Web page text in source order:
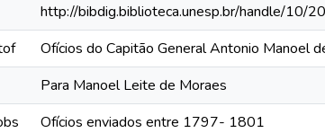
http://bibdig.biblioteca.unesp.br/handle/10/
Ofícios do Capitão General Antonio Manoel
Para Manoel Leite de Moraes
Ofícios enviados entre 1797- 1801